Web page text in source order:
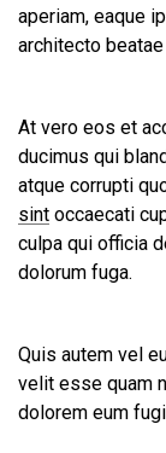
aperiam, eaque
architecto
At vero eos et
ducimus qui
atque corrupti
sint occaecati
culpa qui officia
dolorum fuga.
Quis autem vel
velit esse quam
dolorem eum